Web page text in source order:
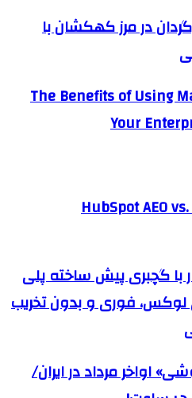
در مرز کهکشان با
The Benefits of Using
Your
HubSpot AEO
با گچبری پیش ساخته پلی
لوکس، فوری و بدون تخریب
اواخر مرداد در ایران/